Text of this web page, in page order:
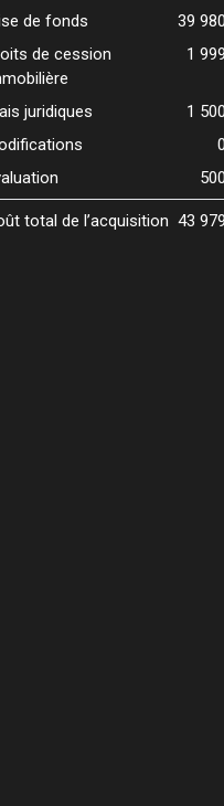
de fonds
39
de cession
1
juridiques
1
total de l’acquisition 43